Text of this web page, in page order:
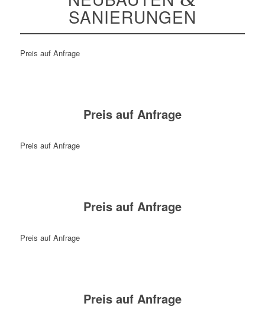
SANIERUNGEN
Preis auf Anfrage
Preis auf Anfrage
Preis auf Anfrage
Preis auf Anfrage
Preis auf Anfrage
Preis auf Anfrage